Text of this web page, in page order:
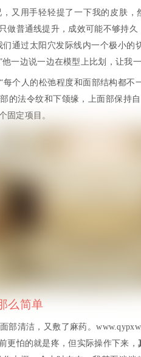
又用手轻轻提了一下我的皮肤
做普通线提升，成效可能不够持
通过太阳穴发际线内一个极小的
一边说一边在模型上比划，让我一
每个人的松弛程度和面部结构都
的法令纹和下颌缘，上面部保持
固定项目。
么简单
部清洁，又敷了麻药。
更怕的就是疼，但实际操作下来，